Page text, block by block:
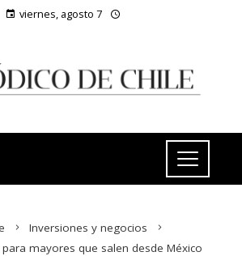
viernes, agosto 7
Inversiones y negocios
mayores que salen desde México